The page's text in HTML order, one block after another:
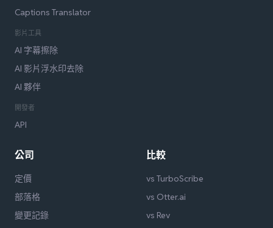
Captions Translator
影片工具
AI 字幕擦除
AI 影片浮水印去除
AI 夥伴
開發者
API
公司
定價
部落格
變更記錄
比較
vs TurboScribe
vs Otter.ai
vs Rev